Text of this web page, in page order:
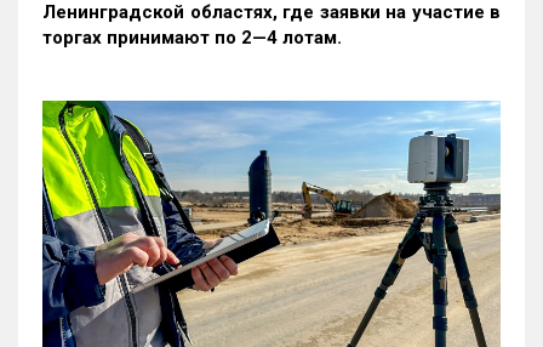
Ленинградской областях, где заявки на участие в
торгах принимают по 2—4 лотам.